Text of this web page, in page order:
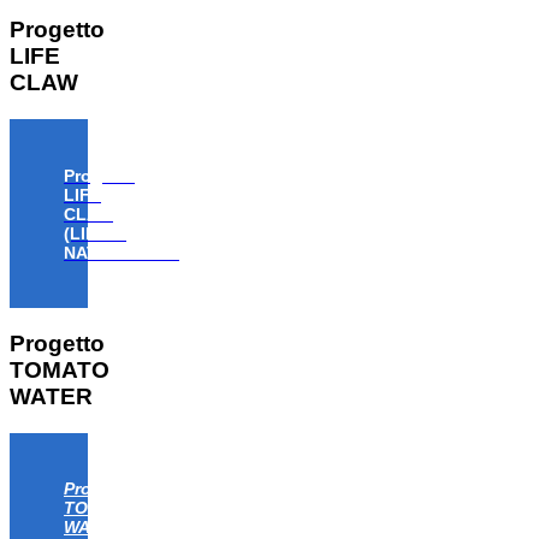
Progetto
LIFE
CLAW
Progetto
LIFE
CLAW
(LIFE18
NAT/IT/000806)
Progetto
TOMATO
WATER
Progetto
TOMATO
WATER